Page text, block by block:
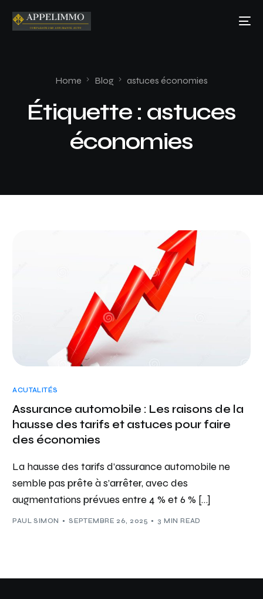
Home Blog astuces économies
Étiquette : astuces
économies
ACUTALITÉS
Assurance automobile : Les raisons de la
hausse des tarifs et astuces pour faire
des économies
La hausse des tarifs d’assurance automobile ne
semble pas prête à s’arrêter, avec des
augmentations prévues entre 4 % et 6 % […]
PAUL SIMON SEPTEMBRE 26, 2025 3 MIN READ